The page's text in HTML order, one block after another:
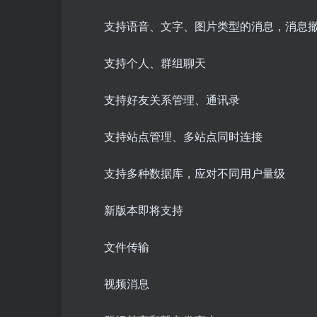
支持语音、文字、图片类型的消息，消息
支持个人、群组聊天
支持好友关系管理、通讯录
支持站点管理、多站点同时连接
支持多种数据库，应对不同用户量级
新版本即将支持
文件传输
视频消息